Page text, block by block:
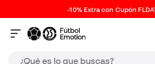
-10% Extra con Cupón